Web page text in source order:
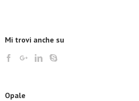
Mi trovi anche su
Opale